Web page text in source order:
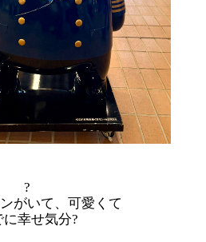
?
がいて、可愛くて
に幸せ気分?